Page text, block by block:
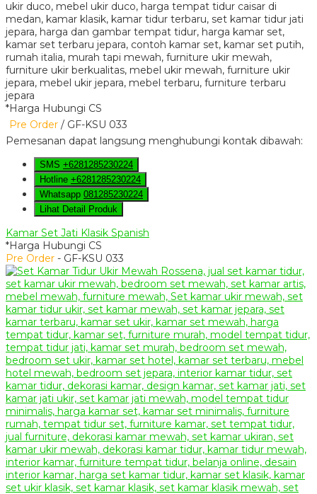
*Harga Hubungi CS
Pre Order / GF-KSU 033
Pemesanan dapat langsung menghubungi kontak dibawah:
SMS +6281285230224
Hotline +6281285230224
Whatsapp 081285230224
Lihat Detail Produk
Kamar Set Jati Klasik Spanish
*Harga Hubungi CS
Pre Order - GF-KSU 033